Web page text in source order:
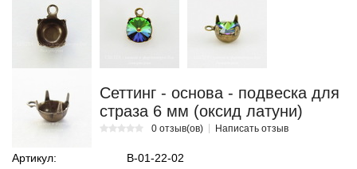
Сеттинг - основа - подвеска для
страза 6 мм (оксид латуни)
0 отзыв(ов) Написать отзыв
Артикул:
В-01-22-02